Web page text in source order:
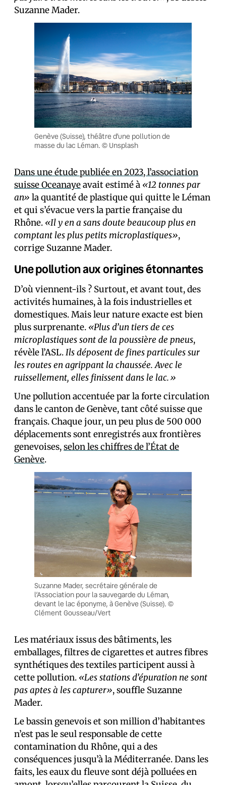
Suzanne Mader.
Genève (Suisse), théâtre d’une pollution de
masse du lac Léman. © Unsplash
Dans une étude publiée en 2023, l’association
suisse Oceanayeavait estimé à «12 tonnes par
an» la quantité de plastique qui quitte le Léman
et qui s’évacue vers la partie française du
Rhône. «Il y en a sans doute beaucoup plus en
comptant les plus petits microplastiques»,
corrige Suzanne Mader.
Une pollution aux origines étonnantes
D’où viennent-ils ? Surtout, et avant tout, des
activités humaines, à la fois industrielles et
domestiques. Mais leur nature exacte est bien
plus surprenante. «Plus d’un tiers de ces
microplastiques sont de la poussière de pneus,
révèle l’ASL.Ils déposent de fines particules sur
les routes en agrippant la chaussée. Avec le
ruissellement, elles finissent dans le lac.»
Une pollution accentuée par la forte circulation
dans le canton de Genève, tant côté suisse que
français. Chaque jour, un peu plus de 500 000
déplacements sont enregistrés aux frontières
genevoises,selon les chiffres de l’État de
Genève.
Suzanne Mader, secrétaire générale de
l’Association pour la sauvegarde du Léman,
devant le lac éponyme, à Genève (Suisse). ©
Clément Gousseau/Vert
Les matériaux issus des bâtiments, les
emballages, filtres de cigarettes et autres fibres
synthétiques des textiles participent aussi à
cette pollution. «Les stations d’épuration ne sont
pas aptes à les capturer», souffle Suzanne
Mader.
Le bassin genevois et son million d’habitant·es
n’est pas le seul responsable de cette
contamination du Rhône, qui a des
conséquences jusqu’à la Méditerranée. Dans les
faits, les eaux du fleuve sont déjà polluées en